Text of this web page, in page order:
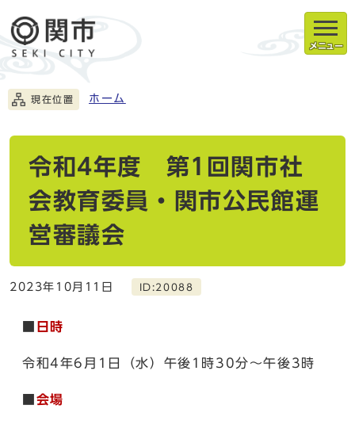
メニュー
現在位置 ホーム
令和4年度 第1回関市社
会教育委員・関市公民館運
営審議会
2023年10月11日 ID:20088
日時
令和4年6月1日（水）午後1時30分～午後3時
会場